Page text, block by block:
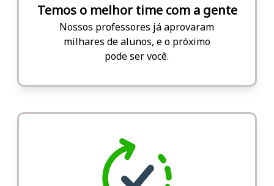
Temos o melhor time com a gente
Nossos professores já aprovaram
milhares de alunos, e o próximo
pode ser você.